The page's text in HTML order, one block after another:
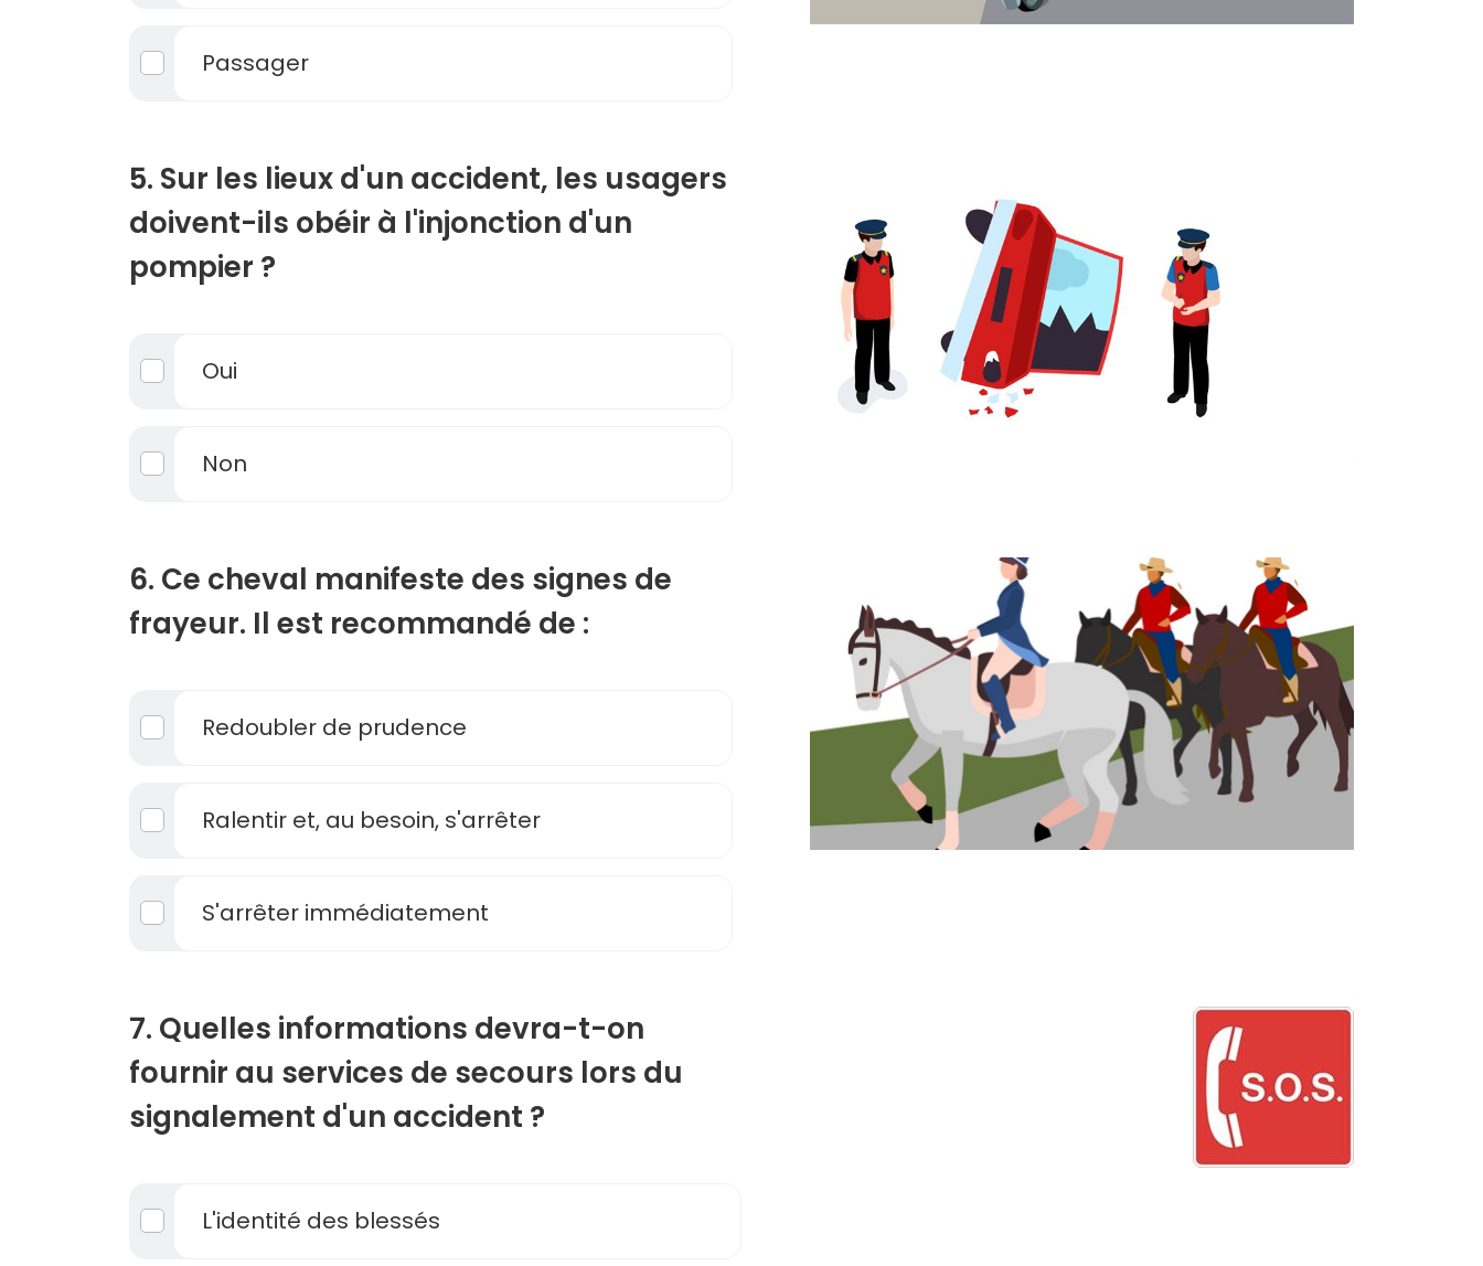
Passager
5. Sur les lieux d'un accident, les usagers
doivent-ils obéir à l'injonction d'un
pompier ?
Oui
Non
6. Ce cheval manifeste des signes de
frayeur. Il est recommandé de :
Redoubler de prudence
Ralentir et, au besoin, s'arrêter
S'arrêter immédiatement
7. Quelles informations devra-t-on
fournir au services de secours lors du
signalement d'un accident ?
L'identité des blessés